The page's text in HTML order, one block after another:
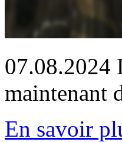
07.08.2024
maintenant
En savoir